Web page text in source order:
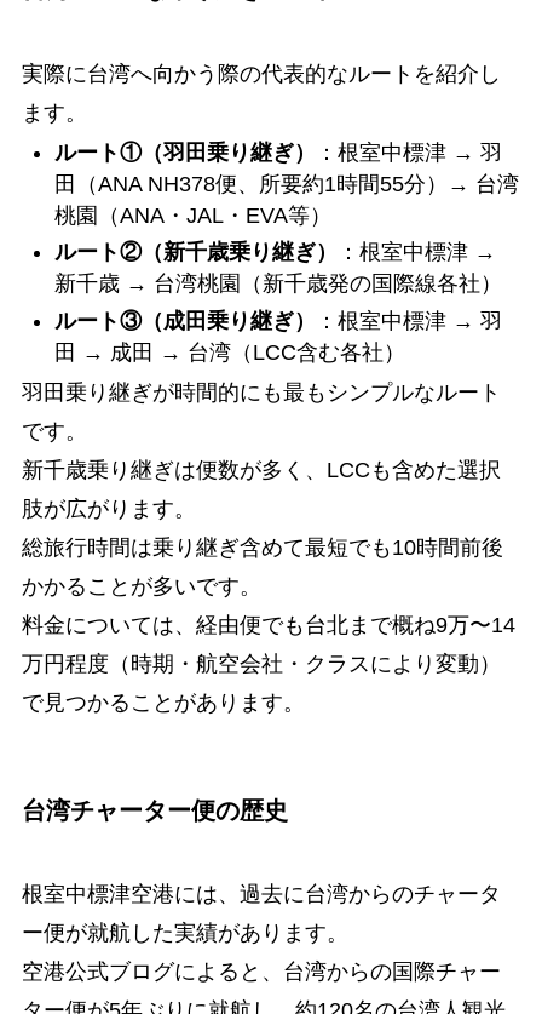
実際に台湾へ向かう際の代表的なルートを紹介し
ます。
ルート①（羽田乗り継ぎ）
：根室中標津 → 羽
田（ANA NH378便、所要約1時間55分）→ 台湾
桃園（ANA・JAL・EVA等）
ルート②（新千歳乗り継ぎ）
：根室中標津 →
新千歳 → 台湾桃園（新千歳発の国際線各社）
ルート③（成田乗り継ぎ）
：根室中標津 → 羽
田 → 成田 → 台湾（LCC含む各社）
羽田乗り継ぎが時間的にも最もシンプルなルート
です。
新千歳乗り継ぎは便数が多く、LCCも含めた選択
肢が広がります。
総旅行時間は乗り継ぎ含めて最短でも10時間前後
かかることが多いです。
料金については、経由便でも台北まで概ね9万〜14
万円程度（時期・航空会社・クラスにより変動）
で見つかることがあります。
台湾チャーター便の歴史
根室中標津空港には、過去に台湾からのチャータ
ー便が就航した実績があります。
空港公式ブログによると、台湾からの国際チャー